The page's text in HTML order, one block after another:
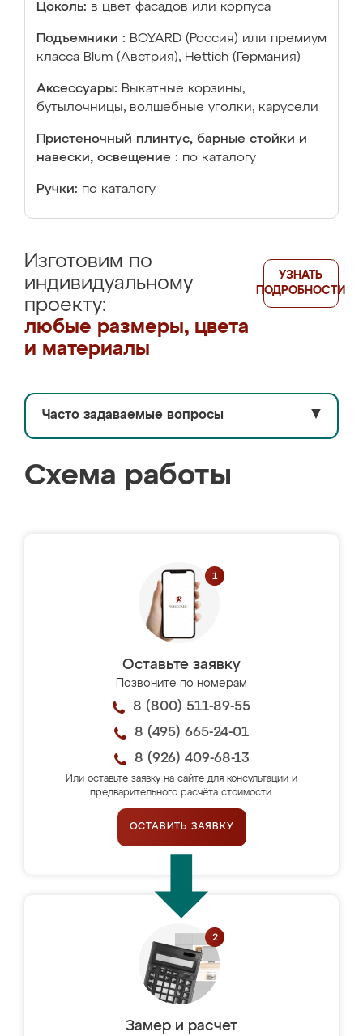
Цоколь: в цвет фасадов или корпуса
Подъемники : BOYARD (Россия) или премиум
класса Blum (Австрия), Hettich (Германия)
Аксессуары: Выкатные корзины,
бутылочницы, волшебные уголки, карусели
Пристеночный плинтус, барные стойки и
навески, освещение : по каталогу
Ручки: по каталогу
Изготовим по
индивидуальному
проекту:
любые размеры, цвета
и материалы
УЗНАТЬ
ПОДРОБНОСТИ
Часто задаваемые вопросы ▼
Схема работы
Оставьте заявку
Позвоните по номерам
8 (800) 511-89-55
8 (495) 665-24-01
8 (926) 409-68-13
Или оставьте заявку на сайте для консультации и
предварительного расчёта стоимости.
ОСТАВИТЬ ЗАЯВКУ
Замер и расчет